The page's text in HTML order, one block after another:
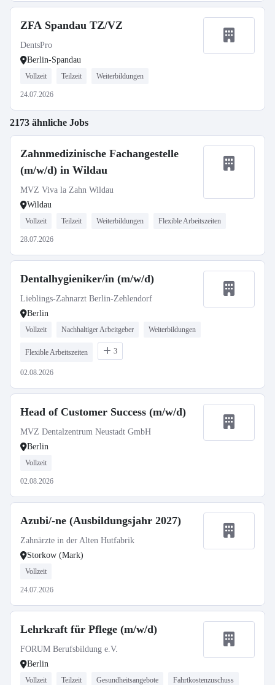
ZFA Spandau TZ/VZ
DentsPro
Berlin-Spandau
Vollzeit Teilzeit Weiterbildungen
24.07.2026
2173 ähnliche Jobs
Zahnmedizinische Fachangestelle
(m/w/d) in Wildau
MVZ Viva la Zahn Wildau
Wildau
Vollzeit Teilzeit Weiterbildungen Flexible Arbeitszeiten
28.07.2026
Dentalhygieniker/in (m/w/d)
Lieblings-Zahnarzt Berlin-Zehlendorf
Berlin
Vollzeit Nachhaltiger Arbeitgeber Weiterbildungen
Flexible Arbeitszeiten 3
02.08.2026
Head of Customer Success (m/w/d)
MVZ Dentalzentrum Neustadt GmbH
Berlin
Vollzeit
02.08.2026
Azubi/-ne (Ausbildungsjahr 2027)
Zahnärzte in der Alten Hutfabrik
Storkow (Mark)
Vollzeit
24.07.2026
Lehrkraft für Pflege (m/w/d)
FORUM Berufsbildung e.V.
Berlin
Vollzeit Teilzeit Gesundheitsangebote Fahrtkostenzuschuss